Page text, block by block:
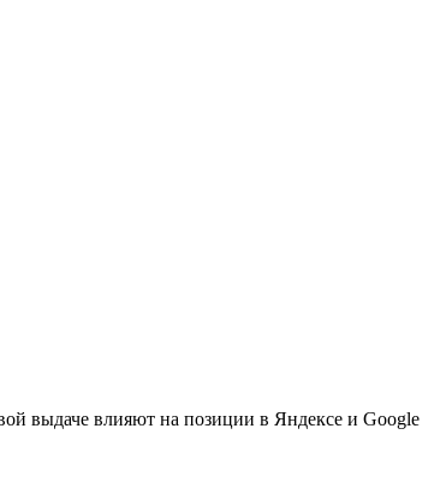
выдаче влияют на позиции в Яндексе и Google